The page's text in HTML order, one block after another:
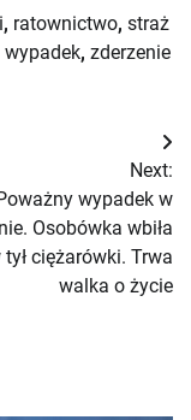
, ratownictwo, straż
wypadek, zderzenie
Next:
wypadek w
Osobówka wbiła
tył ciężarówki. Trwa
walka o życie